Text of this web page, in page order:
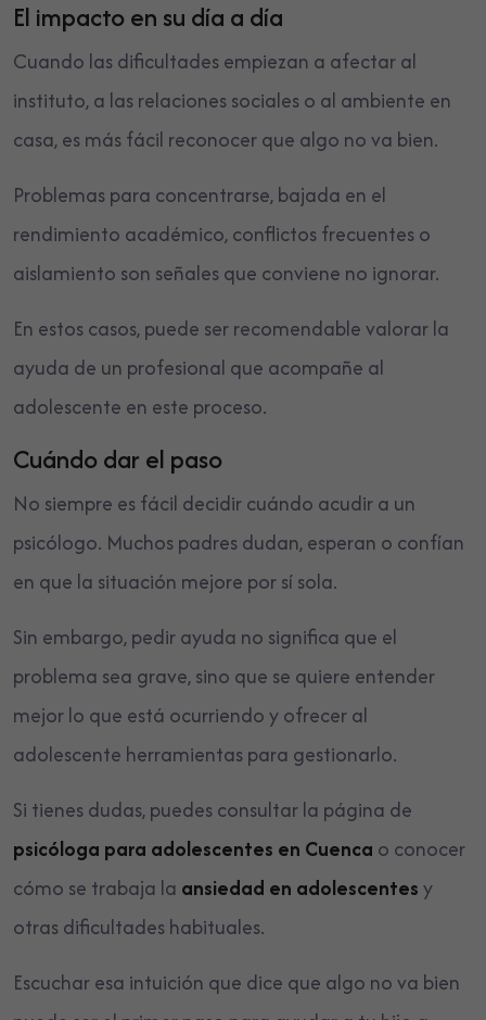
El impacto en su día a día
Cuando las dificultades empiezan a afectar al
instituto, a las relaciones sociales o al ambiente en
casa, es más fácil reconocer que algo no va bien.
Problemas para concentrarse, bajada en el
rendimiento académico, conflictos frecuentes o
aislamiento son señales que conviene no ignorar.
En estos casos, puede ser recomendable valorar la
ayuda de un profesional que acompañe al
adolescente en este proceso.
Cuándo dar el paso
No siempre es fácil decidir cuándo acudir a un
psicólogo. Muchos padres dudan, esperan o confían
en que la situación mejore por sí sola.
Sin embargo, pedir ayuda no significa que el
problema sea grave, sino que se quiere entender
mejor lo que está ocurriendo y ofrecer al
adolescente herramientas para gestionarlo.
Si tienes dudas, puedes consultar la página de
psicóloga para adolescentes en Cuenca o conocer
cómo se trabaja la ansiedad en adolescentesy
otras dificultades habituales.
Escuchar esa intuición que dice que algo no va bien